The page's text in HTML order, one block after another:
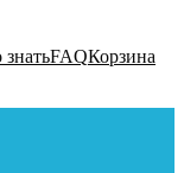
FAQКорзина